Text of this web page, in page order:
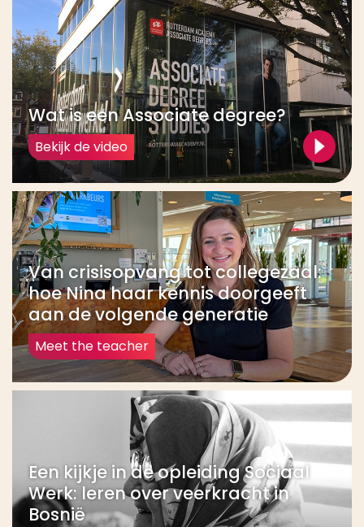
Wat is een Associate degree?
Bekijk de video
Van crisisopvang tot collegezaal:
hoe Nina haar kennis doorgeeft
aan de volgende generatie
Meet the teacher
Een kijkje in de opleiding Sociaal
Werk: leren over veerkracht in
Bosnië